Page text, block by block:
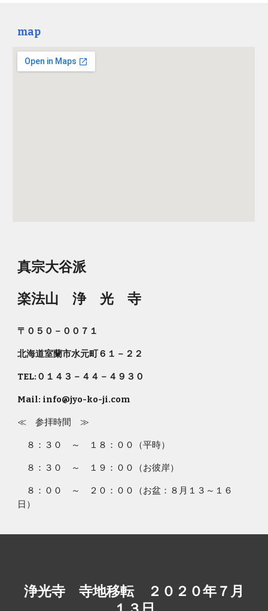
map
真宗大谷派
楽法山 浄 光 寺
〒０５０－００７１
北海道室蘭市水元町６１－２２
TEL:０１４３－４４－４９３０
Mail: info@jyo-ko-ji.com
≪ 参拝時間 ≫
８：３０ ～ １８：００（平時）
８：３０ ～ １９：００（お彼岸）
８：００ ～ ２０：００（お盆：８月１３～１６
日）
浄光寺 寺地移転 ２０２０年７月